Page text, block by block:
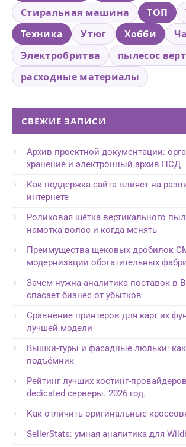
Стиральная машина
ТОП
Техника
Утюг Хобби
Электробритва
пылесос
расходные материалы
СВЕЖИЕ ЗАПИСИ
Архив проектной документации:
хранение и электронный архив ПСД
Как поддержка сайта влияет на
интернете
Роликовая щётка вертикального
намотка волос и когда менять
Преимущества щековых дробилок
модернизации обогатительных
Зачем нужна аналитика поставок в
спасает бизнес от убытков
Сравнение принтеров для карт их
лучшей модели
Вышки-туры и фасадные люльки:
подъёмник
Рейтинг лучших хостинг-
dedicated серверы. 2026 год.
Как отличить оригинальные
SellerStats: умная аналитика для